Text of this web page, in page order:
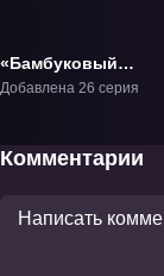
«Бамбуковый
клинок» ТВ-1
Добавлена 26 серия
Комментарии